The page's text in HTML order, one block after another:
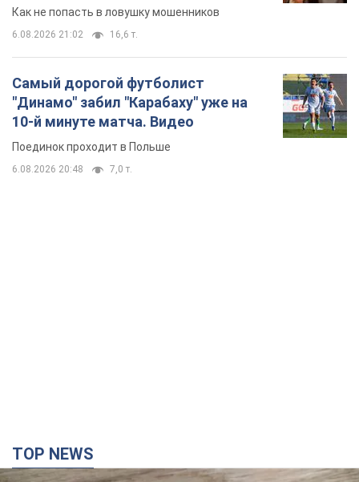
Как не попасть в ловушку мошенников
6.08.2026 21:02 16,6 т.
Самый дорогой футболист
"Динамо" забил "Карабаху" уже на
10-й минуте матча. Видео
Поединок проходит в Польше
6.08.2026 20:48 7,0 т.
TOP NEWS